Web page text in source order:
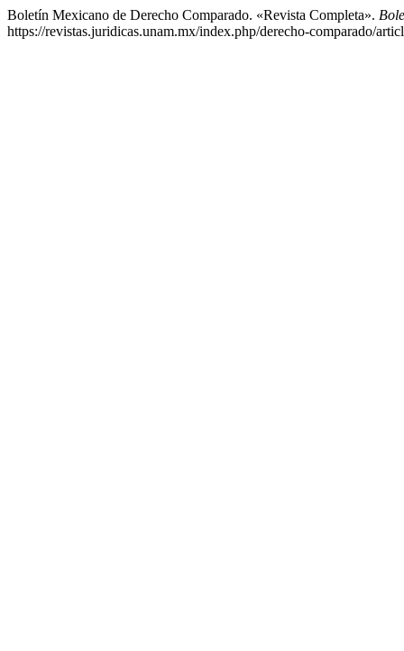
Boletín Mexicano de Derecho Comparado. «Revista Completa».
https://revistas.juridicas.unam.mx/index.php/derecho-comparado/